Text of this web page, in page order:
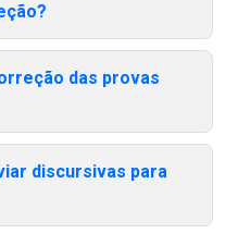
das provas
discursivas para